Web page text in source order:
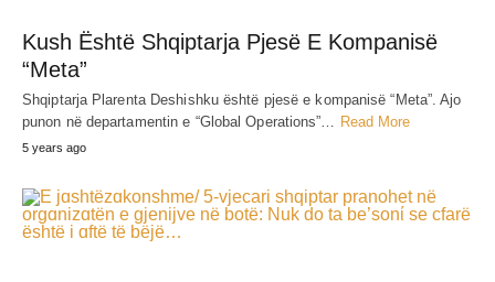
Kush Është Shqiptarja Pjesë E Kompanisë
“Meta”
Shqiptarja Plarenta Deshishku është pjesë e kompanisë “Meta”. Ajo
punon në departamentin e “Global Operations”… Read More
5 years ago